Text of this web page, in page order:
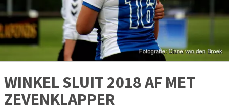
WINKEL SLUIT 2018 AF MET
ZEVENKLAPPER